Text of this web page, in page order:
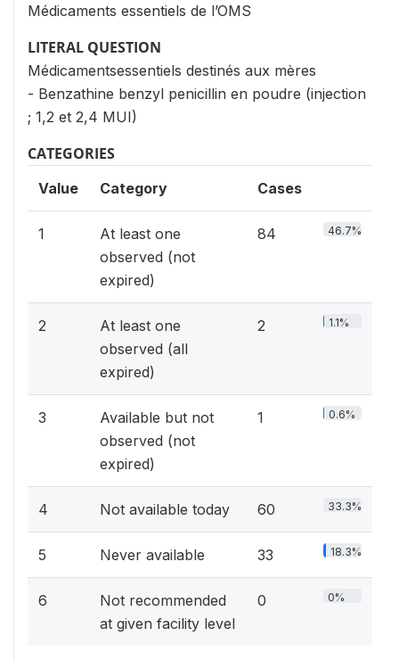
Médicaments essentiels de l’OMS
LITERAL QUESTION
Médicamentsessentiels destinés aux mères
- Benzathine benzyl penicillin en poudre (injection
; 1,2 et 2,4 MUI)
CATEGORIES
Value Category Cases
1
At least one
observed (not
expired)
84 46.7%
2
At least one
observed (all
expired)
2 1.1%
3
Available but not
observed (not
expired)
1 0.6%
4 Not available today 60 33.3%
5 Never available 33 18.3%
6
Not recommended
at given facility level
0 0%